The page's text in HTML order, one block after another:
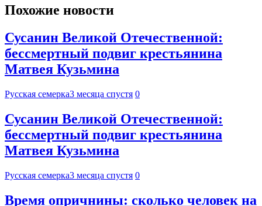
Похожие новости
Сусанин Великой Отечественной:
бессмертный подвиг крестьянина
Матвея Кузьмина
Русская семерка3 месяца спустя 0
Сусанин Великой Отечественной:
бессмертный подвиг крестьянина
Матвея Кузьмина
Русская семерка3 месяца спустя 0
Время опричнины: сколько человек на